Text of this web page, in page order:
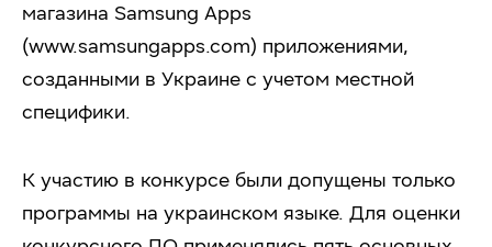
магазина Samsung Apps
(www.samsungapps.com) приложениями,
созданными в Украине с учетом местной
специфики.
К участию в конкурсе были допущены только
программы на украинском языке. Для оценки